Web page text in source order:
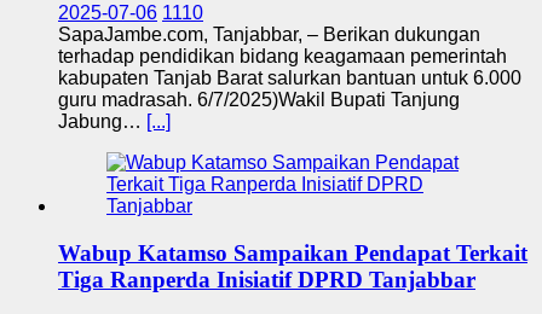
2025-07-06 1110
SapaJambe.com, Tanjabbar, – Berikan dukungan
terhadap pendidikan bidang keagamaan pemerintah
kabupaten Tanjab Barat salurkan bantuan untuk 6.000
guru madrasah. 6/7/2025)Wakil Bupati Tanjung
Jabung… [...]
Wabup Katamso Sampaikan Pendapat Terkait
Tiga Ranperda Inisiatif DPRD Tanjabbar